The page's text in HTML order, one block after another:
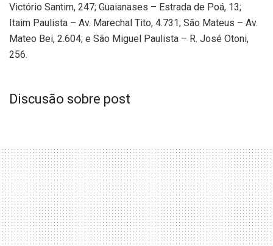
Victório Santim, 247; Guaianases – Estrada de Poá, 13;
Itaim Paulista – Av. Marechal Tito, 4.731; São Mateus – Av.
Mateo Bei, 2.604; e São Miguel Paulista – R. José Otoni,
256.
Discusão sobre post